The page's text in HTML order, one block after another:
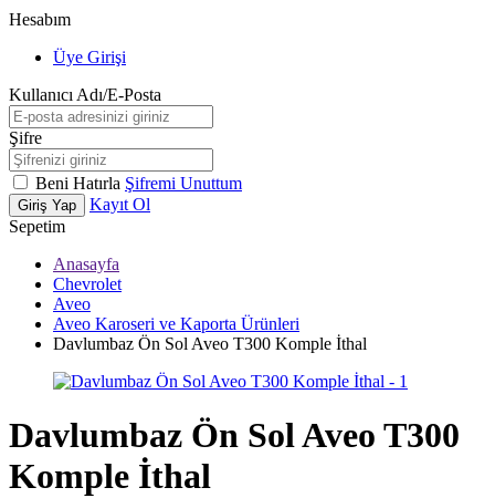
Hesabım
Üye Girişi
Kullanıcı Adı/E-Posta
Şifre
Beni Hatırla Şifremi Unuttum
Giriş Yap
Kayıt Ol
Sepetim
Anasayfa
Chevrolet
Aveo
Aveo Karoseri ve Kaporta Ürünleri
Davlumbaz Ön Sol Aveo T300 Komple İthal
Davlumbaz Ön Sol Aveo T300
Komple İthal